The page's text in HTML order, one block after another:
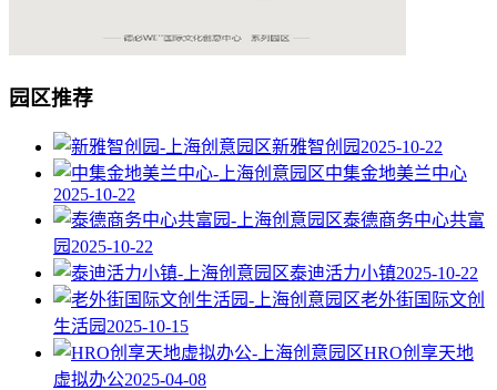
园区推荐
新雅智创园 2025-10-22
中集金地美兰中心
2025-10-22
泰德商务中心共富
园 2025-10-22
泰迪活力小镇2025-10-22
老外街国际文创
生活园 2025-10-15
HRO创享天地
虚拟办公2025-04-08